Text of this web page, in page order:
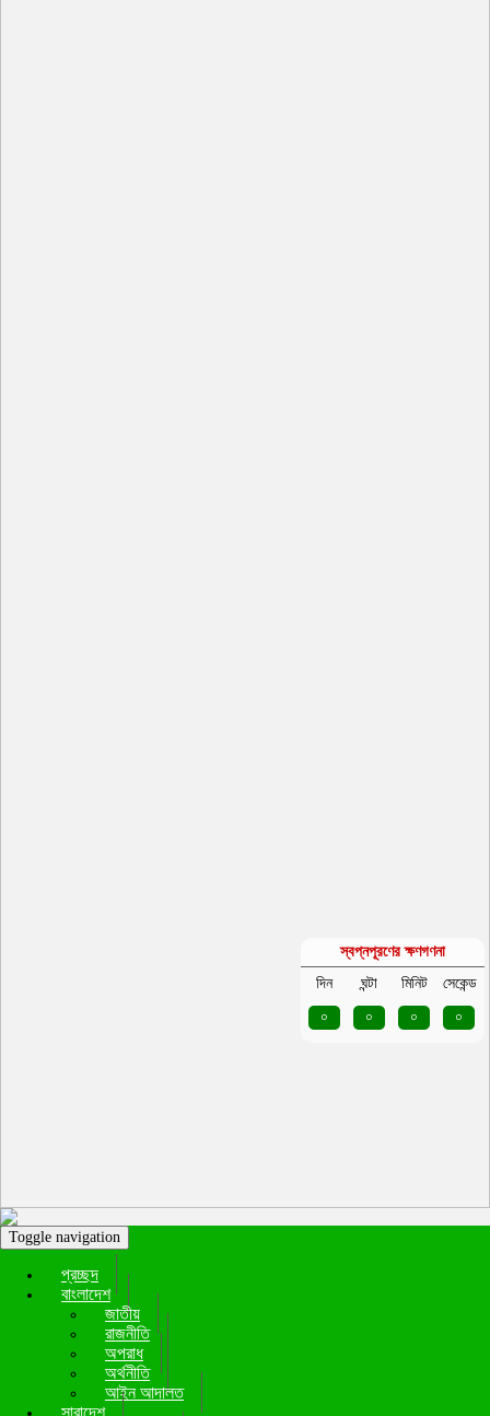
Toggle navigation
প্রচ্ছদ
বাংলাদেশ
জাতীয়
রাজনীতি
অপরাধ
অর্থনীতি
আইন আদালত
সারাদেশ
স্বপ্নপূরণের ক্ষণগণনা
দিন
ঘন্টা মিনিট
সেকেন্ড
০
০ ০ ০